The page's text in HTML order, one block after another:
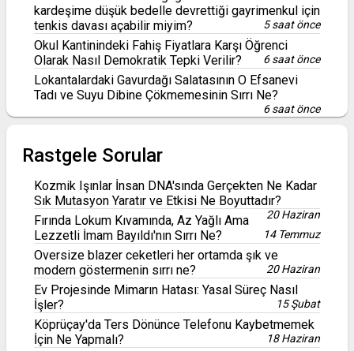
kardeşime düşük bedelle devrettiği gayrimenkul için
tenkis davası açabilir miyim?
5 saat önce
Okul Kantinindeki Fahiş Fiyatlara Karşı Öğrenci
Olarak Nasıl Demokratik Tepki Verilir?
6 saat önce
Lokantalardaki Gavurdağı Salatasının O Efsanevi
Tadı ve Suyu Dibine Çökmemesinin Sırrı Ne?
6 saat önce
Rastgele Sorular
Kozmik Işınlar İnsan DNA'sında Gerçekten Ne Kadar
Sık Mutasyon Yaratır ve Etkisi Ne Boyuttadır?
20 Haziran
Fırında Lokum Kıvamında, Az Yağlı Ama
Lezzetli İmam Bayıldı'nın Sırrı Ne?
14 Temmuz
Oversize blazer ceketleri her ortamda şık ve
modern göstermenin sırrı ne?
20 Haziran
Ev Projesinde Mimarın Hatası: Yasal Süreç Nasıl
İşler?
15 Şubat
Köprüçay'da Ters Dönünce Telefonu Kaybetmemek
İçin Ne Yapmalı?
18 Haziran